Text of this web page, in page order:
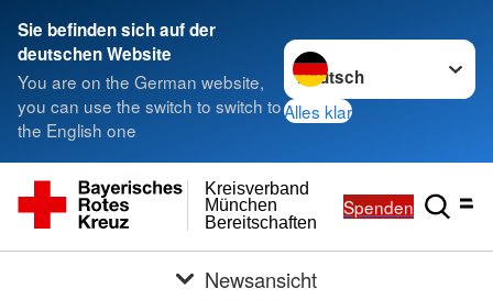
Sie befinden sich auf der
deutschen Website
You are on the German website,
you can use the switch to switch to
the English one
Sprache wechseln zu
Alles klar
Bereitschaften
München
Kreisverband
Spenden
Newsansicht